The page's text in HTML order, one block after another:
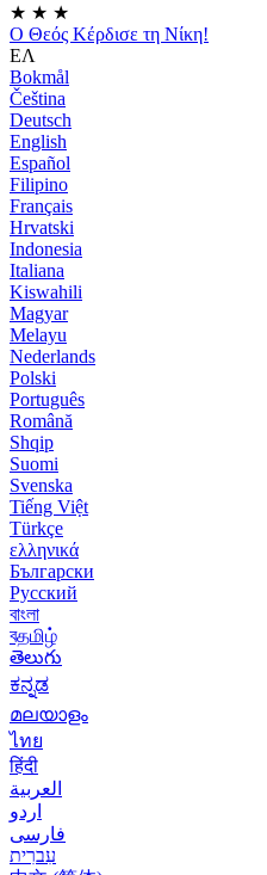
★ ★ ★
Ο Θεός Κέρδισε τη Νίκη!
ΕΛ
Bokmål
Čeština
Deutsch
English
Español
Filipino
Français
Hrvatski
Indonesia
Italiana
Kiswahili
Magyar
Melayu
Nederlands
Polski
Português
Română
Shqip
Suomi
Svenska
Tiếng Việt
Türkçe
ελληνικά
Български
Русский
বাংলা
বதமிழ்
తెలుగు
ಕನ್ನಡ
മലയാളം
ไทย
हिंदी
العربية
اردو
فارسی
עִברִית